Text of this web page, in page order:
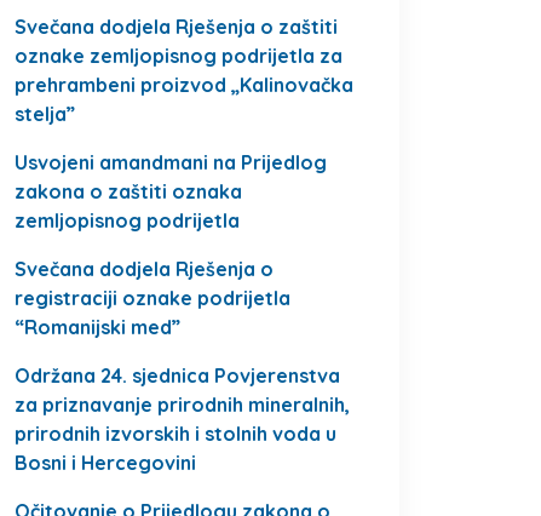
Svečana dodjela Rješenja o zaštiti
oznake zemljopisnog podrijetla za
prehrambeni proizvod „Kalinovačka
stelja”
Usvojeni amandmani na Prijedlog
zakona o zaštiti oznaka
zemljopisnog podrijetla
Svečana dodjela Rješenja o
registraciji oznake podrijetla
“Romanijski med”
Održana 24. sjednica Povjerenstva
za priznavanje prirodnih mineralnih,
prirodnih izvorskih i stolnih voda u
Bosni i Hercegovini
Očitovanje o Prijedlogu zakona o